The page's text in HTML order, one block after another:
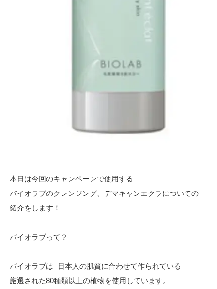
本日は今回のキャンペーンで使用する
バイオラブのクレンジング、デマキャンエクラについての
紹介をします！
バイオラブって？
バイオラブは 日本人の肌質に合わせて作られている
厳選された80種類以上の植物を使用しています。